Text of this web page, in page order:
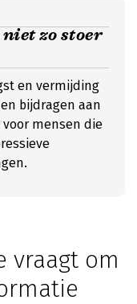
niet zo stoer
en vermijding
bijdragen aan
voor mensen die
vraagt om